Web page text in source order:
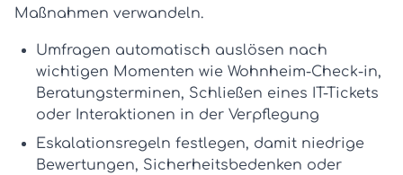
Maßnahmen verwandeln.
Umfragen automatisch auslösen nach
wichtigen Momenten wie Wohnheim-Check-in,
Beratungsterminen, Schließen eines IT-Tickets
oder Interaktionen in der Verpflegung
Eskalationsregeln festlegen, damit niedrige
Bewertungen, Sicherheitsbedenken oder